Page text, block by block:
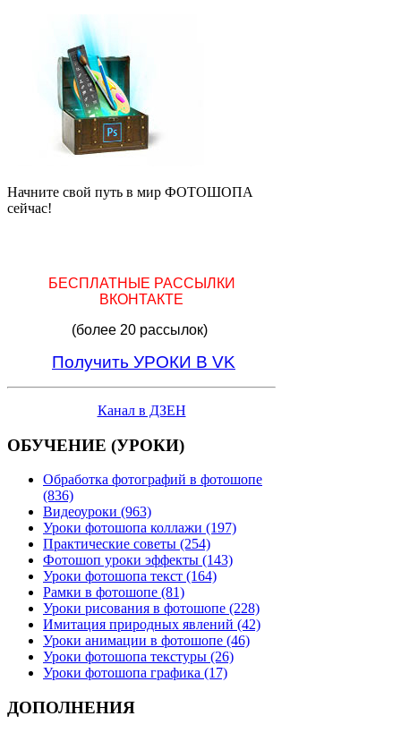
Начните свой путь в мир ФОТОШОПА
сейчас!
БЕСПЛАТНЫЕ РАССЫЛКИ
ВКОНТАКТЕ
(более 20 рассылок)
Получить УРОКИ В VK
Канал в ДЗЕН
ОБУЧЕНИЕ (УРОКИ)
Обработка фотографий в фотошопе
(836)
Видеоуроки (963)
Уроки фотошопа коллажи (197)
Практические советы (254)
Фотошоп уроки эффекты (143)
Уроки фотошопа текст (164)
Рамки в фотошопе (81)
Уроки рисования в фотошопе (228)
Имитация природных явлений (42)
Уроки анимации в фотошопе (46)
Уроки фотошопа текстуры (26)
Уроки фотошопа графика (17)
ДОПОЛНЕНИЯ